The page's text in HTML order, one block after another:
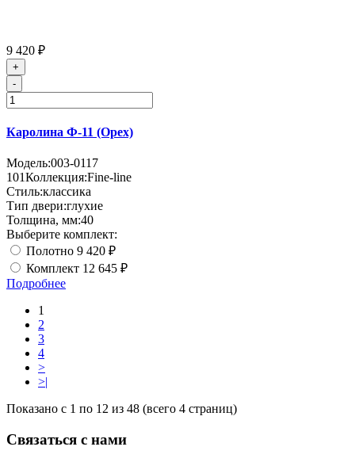
9 420 ₽
+
-
Каролина Ф-11 (Орех)
Модель:003-0117
101Коллекция:Fine-line
Стиль:классика
Тип двери:глухие
Толщина, мм:40
Выберите комплект:
Полотно 9 420 ₽
Комплект 12 645 ₽
Подробнее
1
2
3
4
>
>|
Показано с 1 по 12 из 48 (всего 4 страниц)
Связаться с нами